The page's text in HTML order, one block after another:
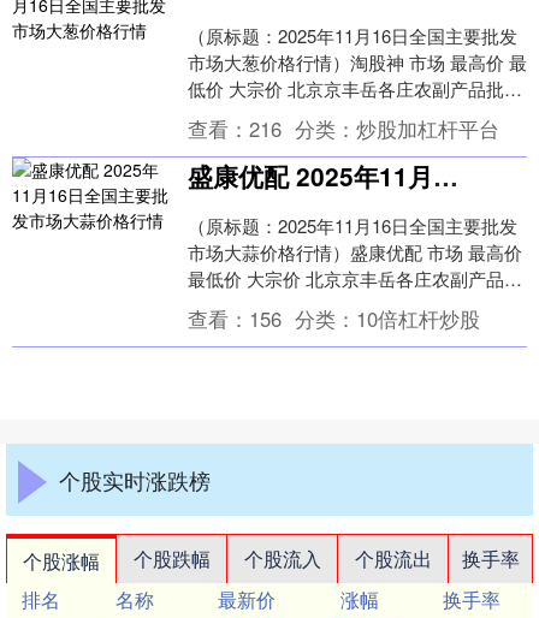
（原标题：2025年11月16日全国主要批发
市场大葱价格行情）淘股神 市场 最高价 最
低价 大宗价 北京京丰岳各庄农副产品批发
市场 3.00 2.40 2.60....
查看： 216 分类： 炒股加杠杆平台
盛康优配 2025年11月16日全国主要批发市场大蒜价格行情
（原标题：2025年11月16日全国主要批发
市场大蒜价格行情）盛康优配 市场 最高价
最低价 大宗价 北京京丰岳各庄农副产品批
发市场 12.00 8.00 10....
查看： 156 分类： 10倍杠杆炒股
个股实时涨跌榜
个股涨幅 个股跌幅 个股流入 个股流出
换手率
排名
名称 最新价 涨幅
换手率